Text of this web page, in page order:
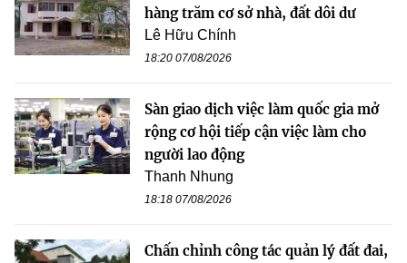
hàng trăm cơ sở nhà, đất dôi dư
Lê Hữu Chính
18:20 07/08/2026
Sàn giao dịch việc làm quốc gia mở
rộng cơ hội tiếp cận việc làm cho
người lao động
Thanh Nhung
18:18 07/08/2026
Chấn chỉnh công tác quản lý đất đai,